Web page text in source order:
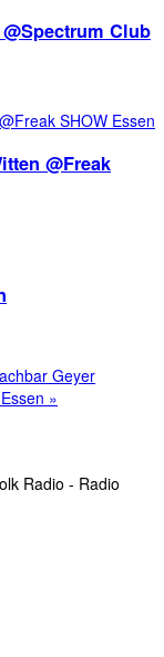
Club
@Freak
Geyer
»
Radio - Radio